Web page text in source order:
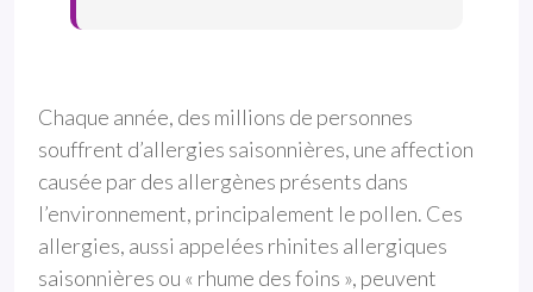
Chaque année, des millions de personnes
souffrent d’allergies saisonnières, une affection
causée par des allergènes présents dans
l’environnement, principalement le pollen. Ces
allergies, aussi appelées rhinites allergiques
saisonnières ou « rhume des foins », peuvent